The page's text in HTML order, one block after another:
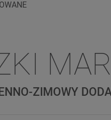
ZIMOWY